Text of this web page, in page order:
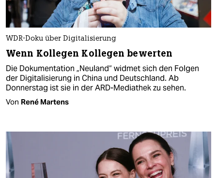
WDR-Doku über Digitalisierung
Wenn Kollegen Kollegen bewerten
Die Dokumentation „Neuland“ widmet sich den Folgen
der Digitalisierung in China und Deutschland. Ab
Donnerstag ist sie in der ARD-Mediathek zu sehen.
Von René Martens